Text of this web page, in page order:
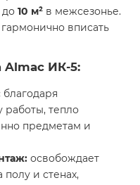
до 10 м² в межсезонье.
вписать
ИК-5:
благодаря
тепло
предметам и
освобождает
полу и стенах,